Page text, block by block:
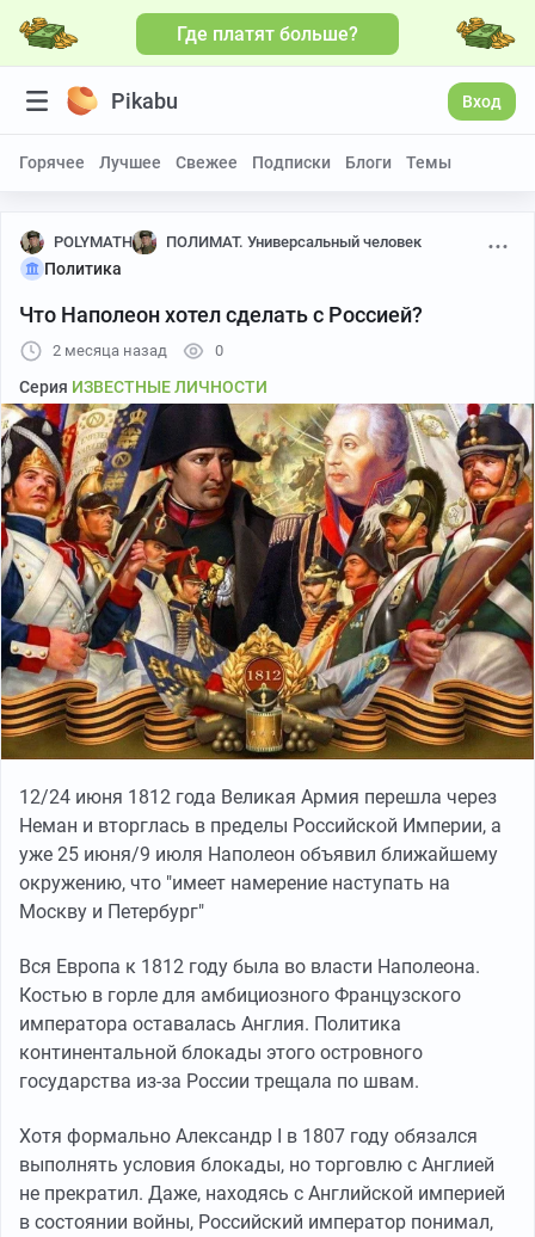
Где платят больше?
Pikabu Вход
Горячее Лучшее Свежее Подписки Блоги Темы
POLYMATH ПОЛИМАТ. Универсальный человек
Политика
Что Наполеон хотел сделать с Россией?
2 месяца назад 0
Серия ИЗВЕСТНЫЕ ЛИЧНОСТИ
12/24 июня 1812 года Великая Армия перешла через
Неман и вторглась в пределы Российской Империи, а
уже 25 июня/9 июля Наполеон объявил ближайшему
окружению, что "имеет намерение наступать на
Москву и Петербург"
Вся Европа к 1812 году была во власти Наполеона.
Костью в горле для амбициозного Французского
императора оставалась Англия. Политика
континентальной блокады этого островного
государства из-за России трещала по швам.
Хотя формально Александр I в 1807 году обязался
выполнять условия блокады, но торговлю с Англией
не прекратил. Даже, находясь с Английской империей
в состоянии войны, Российский император понимал,